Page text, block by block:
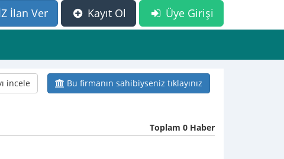
Üye Girişi
Kayıt Ol
İlan Ver
Bu firmanın sahibiyseniz tıklayınız
incele
Toplam 0 Haber